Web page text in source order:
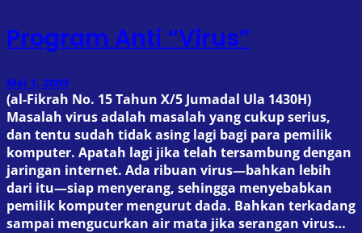
Program Anti “Virus”
Mei 1, 2009
(al-Fikrah No. 15 Tahun X/5 Jumadal Ula 1430H)
Masalah virus adalah masalah yang cukup serius,
dan tentu sudah tidak asing lagi bagi para pemilik
komputer. Apatah lagi jika telah tersambung dengan
jaringan internet. Ada ribuan virus—bahkan lebih
dari itu—siap menyerang, sehingga menyebabkan
pemilik komputer mengurut dada. Bahkan terkadang
sampai mengucurkan air mata jika serangan virus…